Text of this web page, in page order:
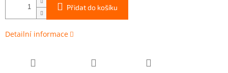
Přidat do košíku
Detailní informace